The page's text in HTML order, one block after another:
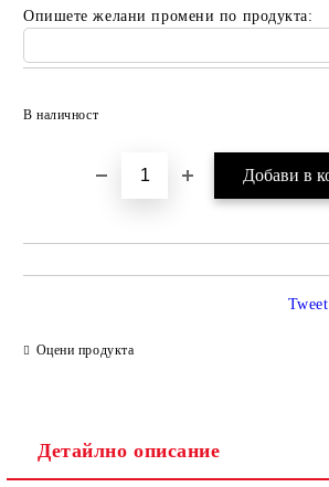
Опишете желани промени по продукта:
В наличност
Оцени продукта
Tweet
Детайлно описание